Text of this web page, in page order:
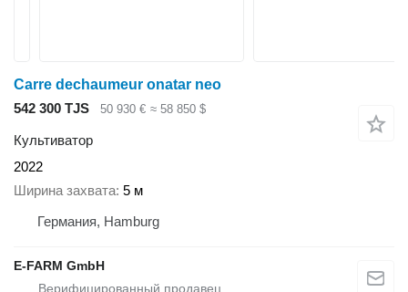
Carre dechaumeur onatar neo
542 300 TJS
50 930 € ≈ 58 850 $
Культиватор
2022
Ширина захвата 5 м
Германия, Hamburg
E-FARM GmbH